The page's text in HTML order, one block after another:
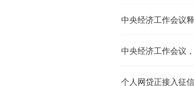
中央经济工作会议
中央经济工作会议
个人网贷正接入征